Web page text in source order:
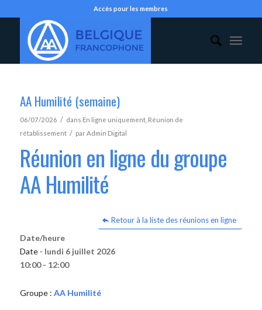
Accès pour les membres
AA Humilité (semaine)
06/07/2026 / dans En ligne uniquement, Réunion de
rétablissement / parAdmin Digital
Réunion en ligne du groupe
AA Humilité
Retour à la liste des réunions en ligne
Date/heure
Date - lundi 6 juillet 2026
10:00 - 12:00
Groupe : AA Humilité